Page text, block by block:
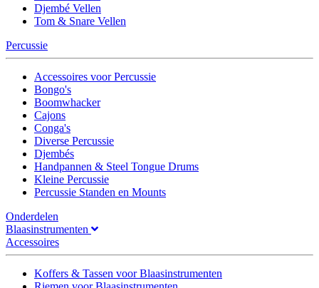
Djembé Vellen
Tom & Snare Vellen
Percussie
Accessoires voor Percussie
Bongo's
Boomwhacker
Cajons
Conga's
Diverse Percussie
Djembés
Handpannen & Steel Tongue Drums
Kleine Percussie
Percussie Standen en Mounts
Onderdelen
Blaasinstrumenten
Accessoires
Koffers & Tassen voor Blaasinstrumenten